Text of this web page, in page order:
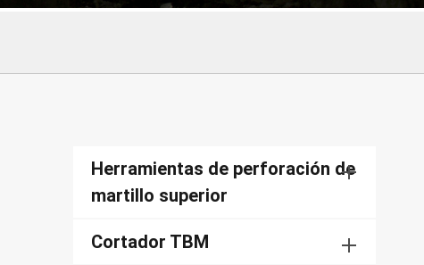
Herramientas de perforación de
martillo superior
Cortador TBM